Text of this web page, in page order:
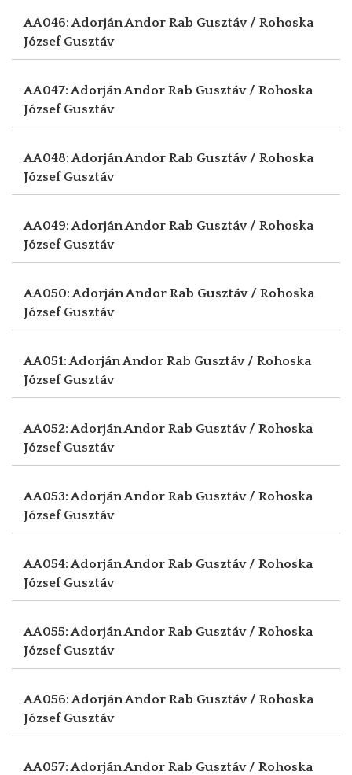
AA046: Adorján Andor Rab Gusztáv / Rohoska
József Gusztáv
AA047: Adorján Andor Rab Gusztáv / Rohoska
József Gusztáv
AA048: Adorján Andor Rab Gusztáv / Rohoska
József Gusztáv
AA049: Adorján Andor Rab Gusztáv / Rohoska
József Gusztáv
AA050: Adorján Andor Rab Gusztáv / Rohoska
József Gusztáv
AA051: Adorján Andor Rab Gusztáv / Rohoska
József Gusztáv
AA052: Adorján Andor Rab Gusztáv / Rohoska
József Gusztáv
AA053: Adorján Andor Rab Gusztáv / Rohoska
József Gusztáv
AA054: Adorján Andor Rab Gusztáv / Rohoska
József Gusztáv
AA055: Adorján Andor Rab Gusztáv / Rohoska
József Gusztáv
AA056: Adorján Andor Rab Gusztáv / Rohoska
József Gusztáv
AA057: Adorján Andor Rab Gusztáv / Rohoska